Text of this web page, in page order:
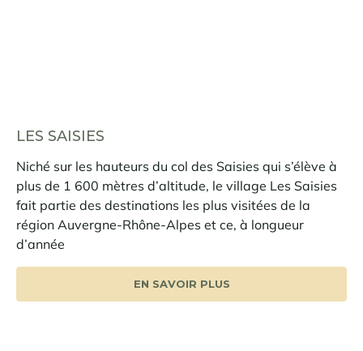
LES SAISIES
Niché sur les hauteurs du col des Saisies qui s’élève à
plus de 1 600 mètres d’altitude, le village Les Saisies
fait partie des destinations les plus visitées de la
région Auvergne-Rhône-Alpes et ce, à longueur
d’année
EN SAVOIR PLUS